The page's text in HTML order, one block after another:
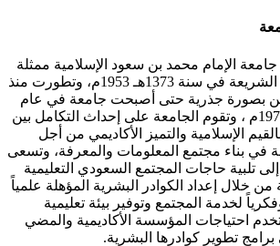
الإمام محمد بن سعود الإسلامية ممثلة
في كلية الشريعة في سنة 1373هـ 1953م، وتطورت منذ
بصورة جذرية حتى أصبحت جامعة في عام
1394 - 1974م ، وتقوم الجامعة على إحداث التكامل بين
بالقيم الإسلامية والتميز الأكاديمي من أجل
في بناء مجتمع المعلومات والمعرفة، وتسعى
إلى تلبية حاجات المجتمع السعودي التعليمية
من خلال إعداد الكوادر البشرية المؤهلة علمياً
لخدمة المجتمع وتوفير بيئة تعليمية
احتياجات المؤسسة الأكاديمية والمضي
تطوير كوادرها البشرية.